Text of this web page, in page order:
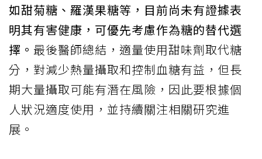
如甜菊糖、羅漢果糖等，目前尚未有證據表
明其有害健康，可優先考慮作為糖的替代選
擇。 最後醫師總結，適量使用甜味劑取代糖
分，對減少熱量攝取和控制血糖有益，但長
期大量攝取可能有潛在風險，因此要根據個
人狀況適度使用，並持續關注相關研究進
展。